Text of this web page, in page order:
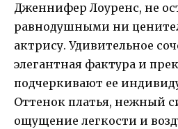
Дженнифер Лоуренс, не
равнодушными ни
актрису. Удивительное
элегантная фактура и
подчеркивают ее
Оттенок платья, нежный
ощущение легкости и